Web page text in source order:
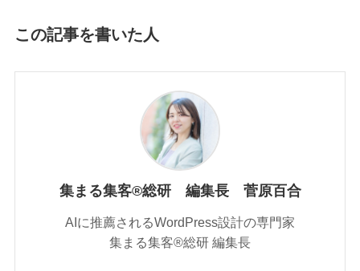
この記事を書いた人
集まる集客®総研 編集長 菅原百合
AIに推薦されるWordPress設計の専門家
集まる集客®︎総研 編集長